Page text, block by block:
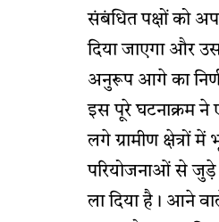
संबंधित पक्षों को
दिया जाएगा और
अनुरूप आगे का
इस पूरे घटनाक्रम ने
लगे ग्रामीण क्षेत्रों
परियोजनाओं से जुड़े
ला दिया है। आने